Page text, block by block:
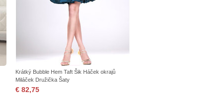
Krátký Bubble Hem Taft Šik Háček okrajů
Miláček Družička Šaty
€ 82,75